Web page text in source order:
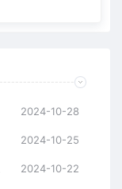
2024-10-28
2024-10-25
2024-10-22